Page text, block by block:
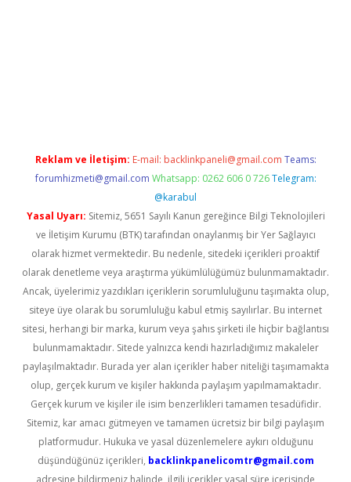
Reklam ve İletişim: E-mail: backlinkpaneli@gmail.com Teams:
forumhizmeti@gmail.com Whatsapp: 0262 606 0 726 Telegram:
@karabul
Yasal Uyarı: Sitemiz, 5651 Sayılı Kanun gereğince Bilgi Teknolojileri
ve İletişim Kurumu (BTK) tarafından onaylanmış bir Yer Sağlayıcı
olarak hizmet vermektedir. Bu nedenle, sitedeki içerikleri proaktif
olarak denetleme veya araştırma yükümlülüğümüz bulunmamaktadır.
Ancak, üyelerimiz yazdıkları içeriklerin sorumluluğunu taşımakta olup,
siteye üye olarak bu sorumluluğu kabul etmiş sayılırlar. Bu internet
sitesi, herhangi bir marka, kurum veya şahıs şirketi ile hiçbir bağlantısı
bulunmamaktadır. Sitede yalnızca kendi hazırladığımız makaleler
paylaşılmaktadır. Burada yer alan içerikler haber niteliği taşımamakta
olup, gerçek kurum ve kişiler hakkında paylaşım yapılmamaktadır.
Gerçek kurum ve kişiler ile isim benzerlikleri tamamen tesadüfidir.
Sitemiz, kar amacı gütmeyen ve tamamen ücretsiz bir bilgi paylaşım
platformudur. Hukuka ve yasal düzenlemelere aykırı olduğunu
düşündüğünüz içerikleri, backlinkpanelicomtr@gmail.com
adresine bildirmeniz halinde, ilgili içerikler yasal süre içerisinde